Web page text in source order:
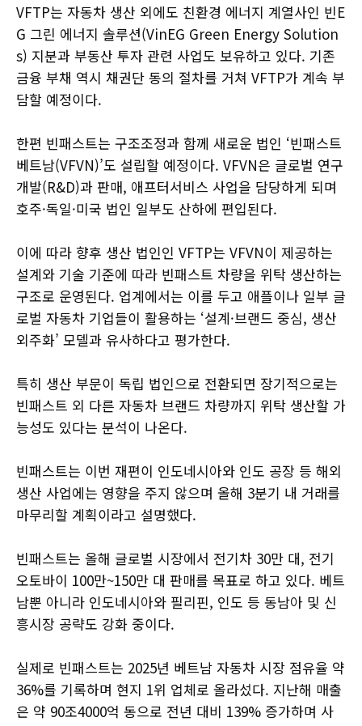
VFTP는 자동차 생산 외에도 친환경 에너지 계열사인 빈E
G 그린 에너지 솔루션(VinEG Green Energy Solution
s) 지분과 부동산 투자 관련 사업도 보유하고 있다. 기존
금융 부채 역시 채권단 동의 절차를 거쳐 VFTP가 계속 부
담할 예정이다.
한편 빈패스트는 구조조정과 함께 새로운 법인 ‘빈패스트
베트남(VFVN)’도 설립할 예정이다. VFVN은 글로벌 연구
개발(R&D)과 판매, 애프터서비스 사업을 담당하게 되며
호주·독일·미국 법인 일부도 산하에 편입된다.
이에 따라 향후 생산 법인인 VFTP는 VFVN이 제공하는
설계와 기술 기준에 따라 빈패스트 차량을 위탁 생산하는
구조로 운영된다. 업계에서는 이를 두고 애플이나 일부 글
로벌 자동차 기업들이 활용하는 ‘설계·브랜드 중심, 생산
외주화’ 모델과 유사하다고 평가한다.
특히 생산 부문이 독립 법인으로 전환되면 장기적으로는
빈패스트 외 다른 자동차 브랜드 차량까지 위탁 생산할 가
능성도 있다는 분석이 나온다.
빈패스트는 이번 재편이 인도네시아와 인도 공장 등 해외
생산 사업에는 영향을 주지 않으며 올해 3분기 내 거래를
마무리할 계획이라고 설명했다.
빈패스트는 올해 글로벌 시장에서 전기차 30만 대, 전기
오토바이 100만~150만 대 판매를 목표로 하고 있다. 베트
남뿐 아니라 인도네시아와 필리핀, 인도 등 동남아 및 신
흥시장 공략도 강화 중이다.
실제로 빈패스트는 2025년 베트남 자동차 시장 점유율 약
36%를 기록하며 현지 1위 업체로 올라섰다. 지난해 매출
은 약 90조4000억 동으로 전년 대비 139% 증가하며 사